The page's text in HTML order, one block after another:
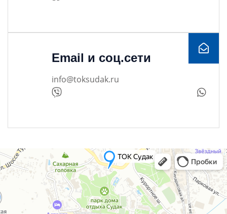
Email и соц.сети
info@toksudak.ru